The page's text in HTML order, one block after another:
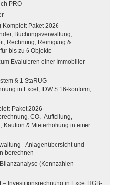
PRO
Komplett-Paket 2026 –
Buchungsverwaltung,
Rechnung, Reinigung &
bis zu 6 Objekte
Evaluieren einer Immobilien-
§ 1 StaRUG –
in Excel, IDW S 16-konform,
Paket 2026 –
CO₂-Aufteilung,
Kaution & Mieterhöhung in einer
- Anlagenübersicht und
berechnen
(Kennzahlen
– Investitionsrechnung in Excel HGB-